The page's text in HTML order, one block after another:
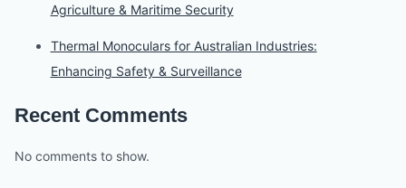
Agriculture & Maritime Security
Thermal Monoculars for Australian Industries:
Enhancing Safety & Surveillance
Recent Comments
No comments to show.